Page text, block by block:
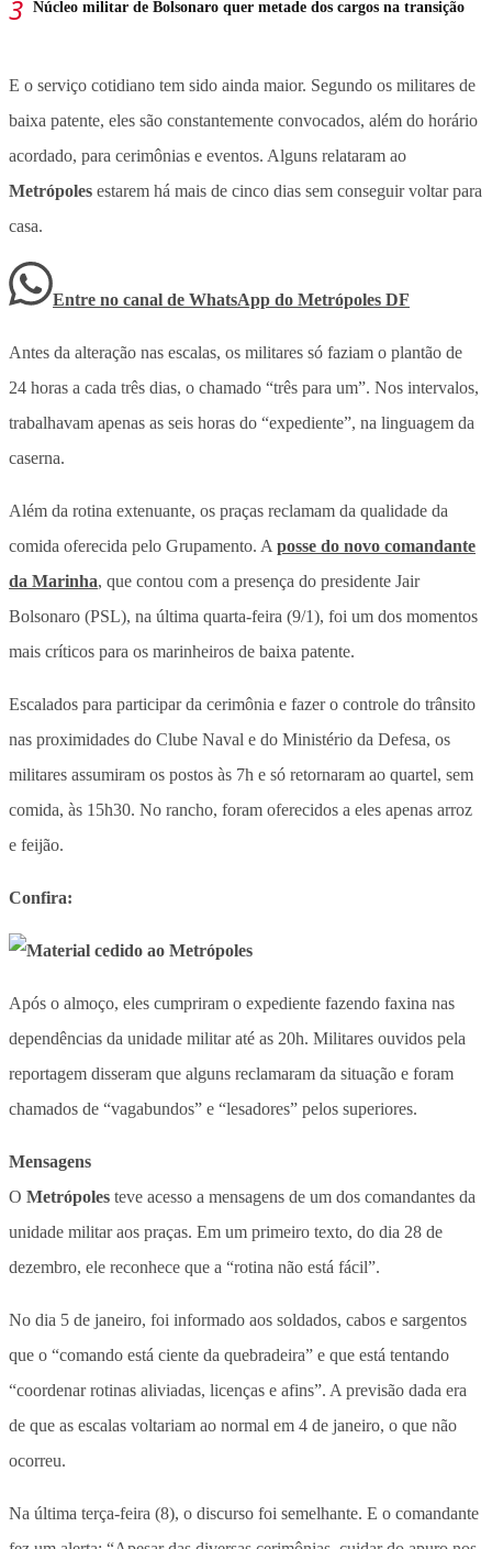
Núcleo militar de Bolsonaro quer metade dos cargos na transição
E o serviço cotidiano tem sido ainda maior. Segundo os militares de
baixa patente, eles são constantemente convocados, além do horário
acordado, para cerimônias e eventos. Alguns relataram ao
Metrópoles estarem há mais de cinco dias sem conseguir voltar para
casa.
Entre no canal de WhatsApp do Metrópoles DF
Antes da alteração nas escalas, os militares só faziam o plantão de
24 horas a cada três dias, o chamado “três para um”. Nos intervalos,
trabalhavam apenas as seis horas do “expediente”, na linguagem da
caserna.
Além da rotina extenuante, os praças reclamam da qualidade da
comida oferecida pelo Grupamento. A posse do novo comandante
da Marinha, que contou com a presença do presidente Jair
Bolsonaro (PSL), na última quarta-feira (9/1), foi um dos momentos
mais críticos para os marinheiros de baixa patente.
Escalados para participar da cerimônia e fazer o controle do trânsito
nas proximidades do Clube Naval e do Ministério da Defesa, os
militares assumiram os postos às 7h e só retornaram ao quartel, sem
comida, às 15h30. No rancho, foram oferecidos a eles apenas arroz
e feijão.
Confira:
Após o almoço, eles cumpriram o expediente fazendo faxina nas
dependências da unidade militar até as 20h. Militares ouvidos pela
reportagem disseram que alguns reclamaram da situação e foram
chamados de “vagabundos” e “lesadores” pelos superiores.
Mensagens
O Metrópoles teve acesso a mensagens de um dos comandantes da
unidade militar aos praças. Em um primeiro texto, do dia 28 de
dezembro, ele reconhece que a “rotina não está fácil”.
No dia 5 de janeiro, foi informado aos soldados, cabos e sargentos
que o “comando está ciente da quebradeira” e que está tentando
“coordenar rotinas aliviadas, licenças e afins”. A previsão dada era
de que as escalas voltariam ao normal em 4 de janeiro, o que não
ocorreu.
Na última terça-feira (8), o discurso foi semelhante. E o comandante